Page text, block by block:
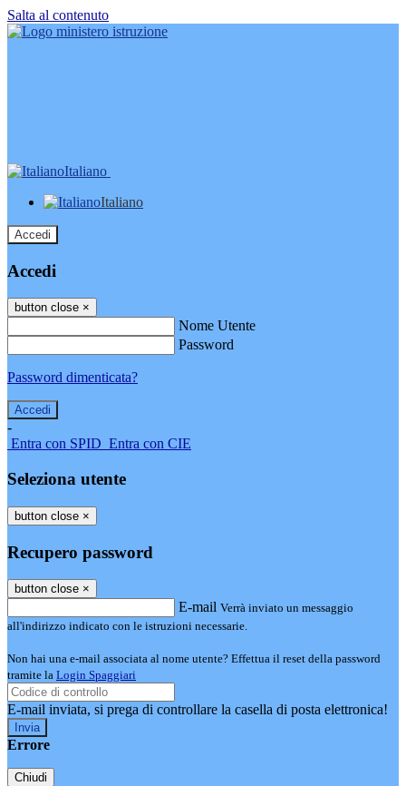
Salta al contenuto
Italiano
Italiano
Accedi
Accedi
button close ×
Nome Utente
Password
Password dimenticata?
-
Entra con SPID Entra con CIE
Seleziona utente
button close ×
Recupero password
button close ×
E-mail Verrà inviato un messaggio
all'indirizzo indicato con le istruzioni necessarie.
Non hai una e-mail associata al nome utente? Effettua il reset della password
tramite la Login Spaggiari
E-mail inviata, si prega di controllare la casella di posta elettronica!
Errore
Chiudi